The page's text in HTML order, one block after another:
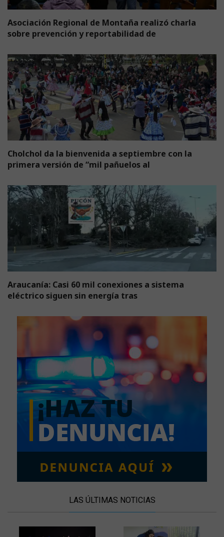
Asociación Regional de Montaña realizó charla
sobre prevención y reportabilidad de
Cholchol da la bienvenida a septiembre con la
primera versión de “mil pañuelos al
Araucanía: Casi 60 mil conexiones a sistema
eléctrico siguen sin energía tras
LAS ÚLTIMAS NOTICIAS